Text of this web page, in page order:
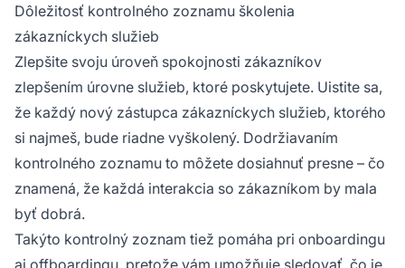
Dôležitosť kontrolného zoznamu školenia
zákazníckych služieb
Zlepšite svoju úroveň spokojnosti zákazníkov
zlepšením úrovne služieb, ktoré poskytujete. Uistite sa,
že každý nový zástupca zákazníckych služieb, ktorého
si najmeš, bude riadne vyškolený. Dodržiavaním
kontrolného zoznamu to môžete dosiahnuť presne – čo
znamená, že každá interakcia so zákazníkom by mala
byť dobrá.
Takýto kontrolný zoznam tiež pomáha pri onboardingu
aj offboardingu, pretože vám umožňuje sledovať, čo je